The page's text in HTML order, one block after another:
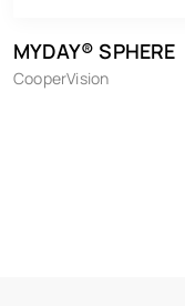
MYDAY® SPHERE
CooperVision